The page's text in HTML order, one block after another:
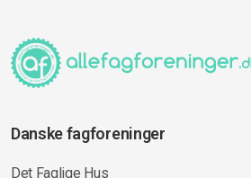
Danske fagforeninger
Det Faglige Hus